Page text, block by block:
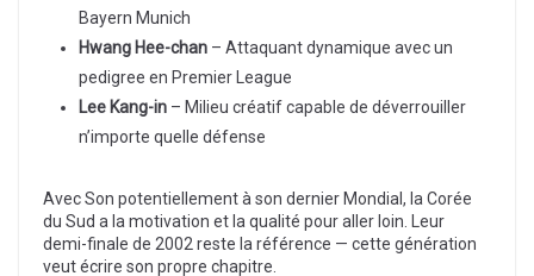
Bayern Munich
Hwang Hee-chan – Attaquant dynamique avec un
pedigree en Premier League
Lee Kang-in – Milieu créatif capable de déverrouiller
n’importe quelle défense
Avec Son potentiellement à son dernier Mondial, la Corée
du Sud a la motivation et la qualité pour aller loin. Leur
demi-finale de 2002 reste la référence — cette génération
veut écrire son propre chapitre.